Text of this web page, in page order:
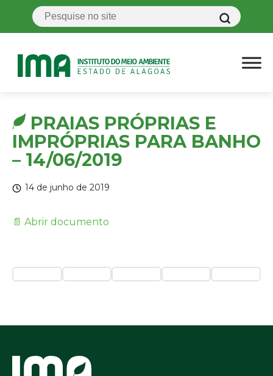
PRAIAS PRÓPRIAS E
IMPRÓPRIAS PARA BANHO
– 14/06/2019
14 de junho de 2019
📄 Abrir documento